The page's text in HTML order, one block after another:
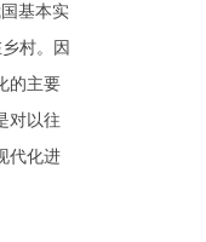
基本实
村。因
的主要
对以往
代化进